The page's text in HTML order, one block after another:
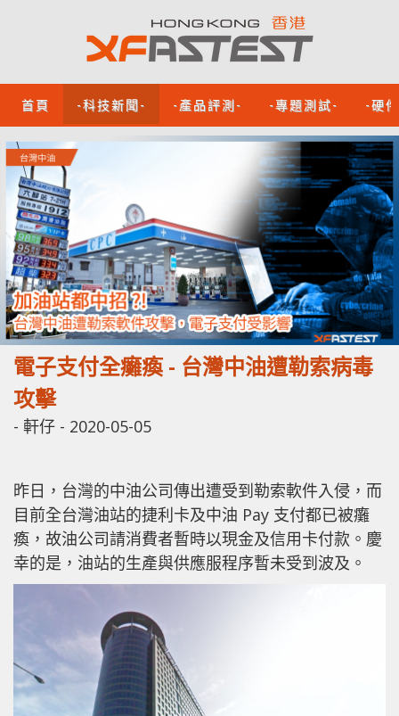
首頁 -科技新聞- -產品評測- -專題測試- -硬
電子支付全癱瘓 - 台灣中油遭勒索病毒
攻擊
- 軒仔 - 2020-05-05
昨日，台灣的中油公司傳出遭受到勒索軟件入侵，而
目前全台灣油站的捷利卡及中油 Pay 支付都已被癱
瘓，故油公司請消費者暫時以現金及信用卡付款。慶
幸的是，油站的生產與供應服程序暫未受到波及。